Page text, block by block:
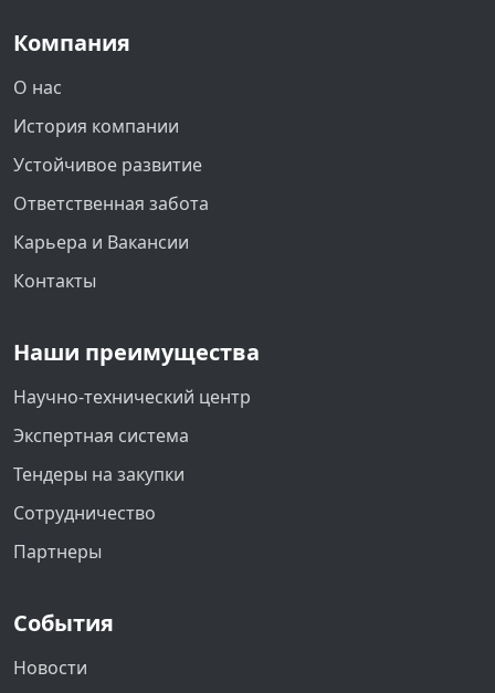
Компания
О нас
История компании
Устойчивое развитие
Ответственная забота
Карьера и Вакансии
Контакты
Наши преимущества
Научно-технический центр
Экспертная система
Тендеры на закупки
Сотрудничество
Партнеры
События
Новости